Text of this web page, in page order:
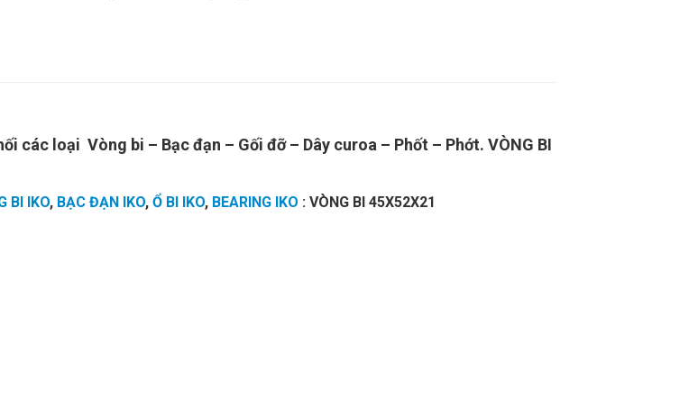
các loại Vòng bi – Bạc đạn – Gối đỡ – Dây curoa – Phốt – Phớt. VÒNG BI
BI IKO, BẠC ĐẠN IKO, Ổ BI IKO, BEARING IKO : VÒNG BI 45X52X21